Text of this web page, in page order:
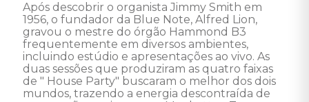
Após descobrir o organista Jimmy Smith em
1956, o fundador da Blue Note, Alfred Lion,
gravou o mestre do órgão Hammond B3
frequentemente em diversos ambientes,
incluindo estúdio e apresentações ao vivo. As
duas sessões que produziram as quatro faixas
de " House Party" buscaram o melhor dos dois
mundos, trazendo a energia descontraída de